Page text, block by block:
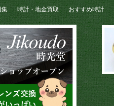
集 時計・地金買取 おすすめ時計